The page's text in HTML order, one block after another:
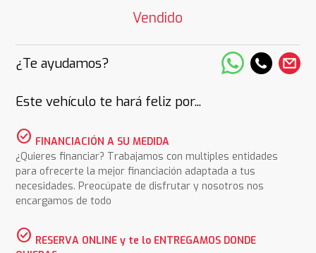
Vendido
¿Te ayudamos?
Este vehículo te hará feliz por...
check_circle FINANCIACIÓN A SU MEDIDA
¿Quieres financiar? Trabajamos con multiples entidades
para ofrecerte la mejor financiación adaptada a tus
necesidades. Preocúpate de disfrutar y nosotros nos
encargamos de todo
check_circle RESERVA ONLINE y te lo ENTREGAMOS DONDE